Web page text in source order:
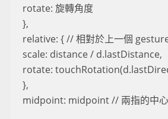
rotate: 旋轉角度
},
relative: { // 相對於上一個
scale: distance / d.lastDistance,
rotate:
},
midpoint: midpoint // 兩指的中